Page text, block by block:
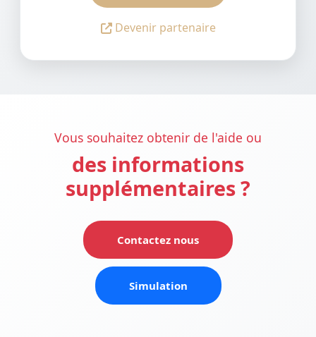
Devenir partenaire
Vous souhaitez obtenir de l'aide ou
des informations
supplémentaires ?
Contactez nous
Simulation